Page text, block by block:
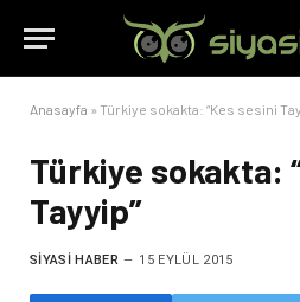
Anasayfa » Türkiye sokakta: “Kes sesini
Türkiye sokakta:
Tayyip”
SIYASI HABER 15 EYLÜL 2015